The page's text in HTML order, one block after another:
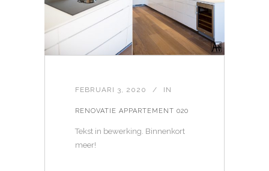
FEBRUARI 3, 2020 IN
RENOVATIE APPARTEMENT 020
Tekst in bewerking. Binnenkort
meer!